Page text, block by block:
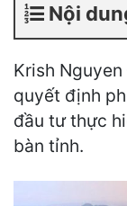
Nội
Krish
quyết định
đầu tư thực
bàn tỉnh.